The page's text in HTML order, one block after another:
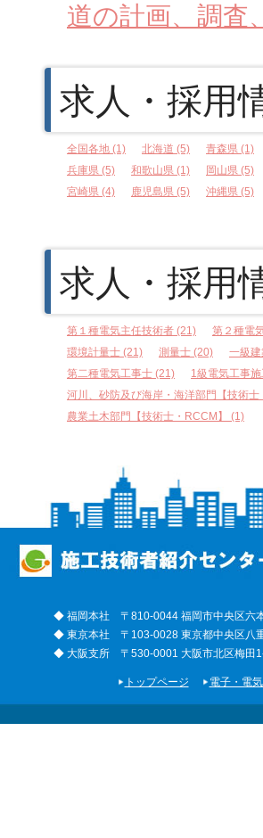
道の計画、調査
求人・採用
全国各地 (1) 北海道 (5) 青森県 (1)
兵庫県 (5)
和歌山県 (1) 岡山県 (5)
宮崎県 (4)
鹿児島県 (5) 沖縄県 (5)
求人・採用
第１種電気主任技術者 (21) 第２種電
環境計量士 (21)
測量士 (20) 一級
第二種電気工事士 (21)
1級電気工事
河川、砂防及び海岸・海洋部門【技術
農業土木部門【技術士・RCCM】 (1)
◆ 福岡本社 〒810-0044 福岡市中央区六
◆ 東京本社 〒103-0028 東京都中央区八
◆ 大阪支所 〒530-0001 大阪市北区梅田
トップページ 電子・電